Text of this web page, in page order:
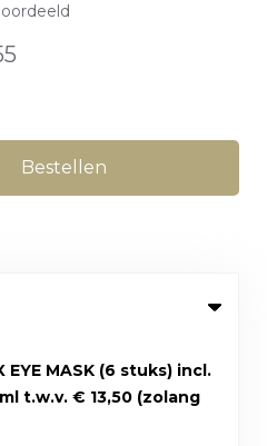
Bestellen
EYE MASK (6 stuks) incl.
t.w.v. € 13,50 (zolang